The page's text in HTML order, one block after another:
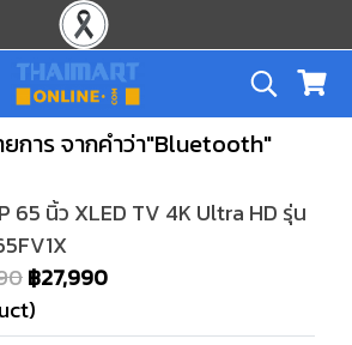
การ จากคำว่า"Bluetooth"
65 นิ้ว XLED TV 4K Ultra HD รุ่น
฿27,990